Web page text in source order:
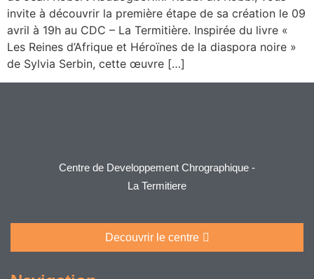
invite à découvrir la première étape de sa création le 09
avril à 19h au CDC – La Termitière. Inspirée du livre «
Les Reines d’Afrique et Héroïnes de la diaspora noire »
de Sylvia Serbin, cette œuvre […]
Centre de Developpement Chrographique -
La Termitiere
Decouvrir le centre